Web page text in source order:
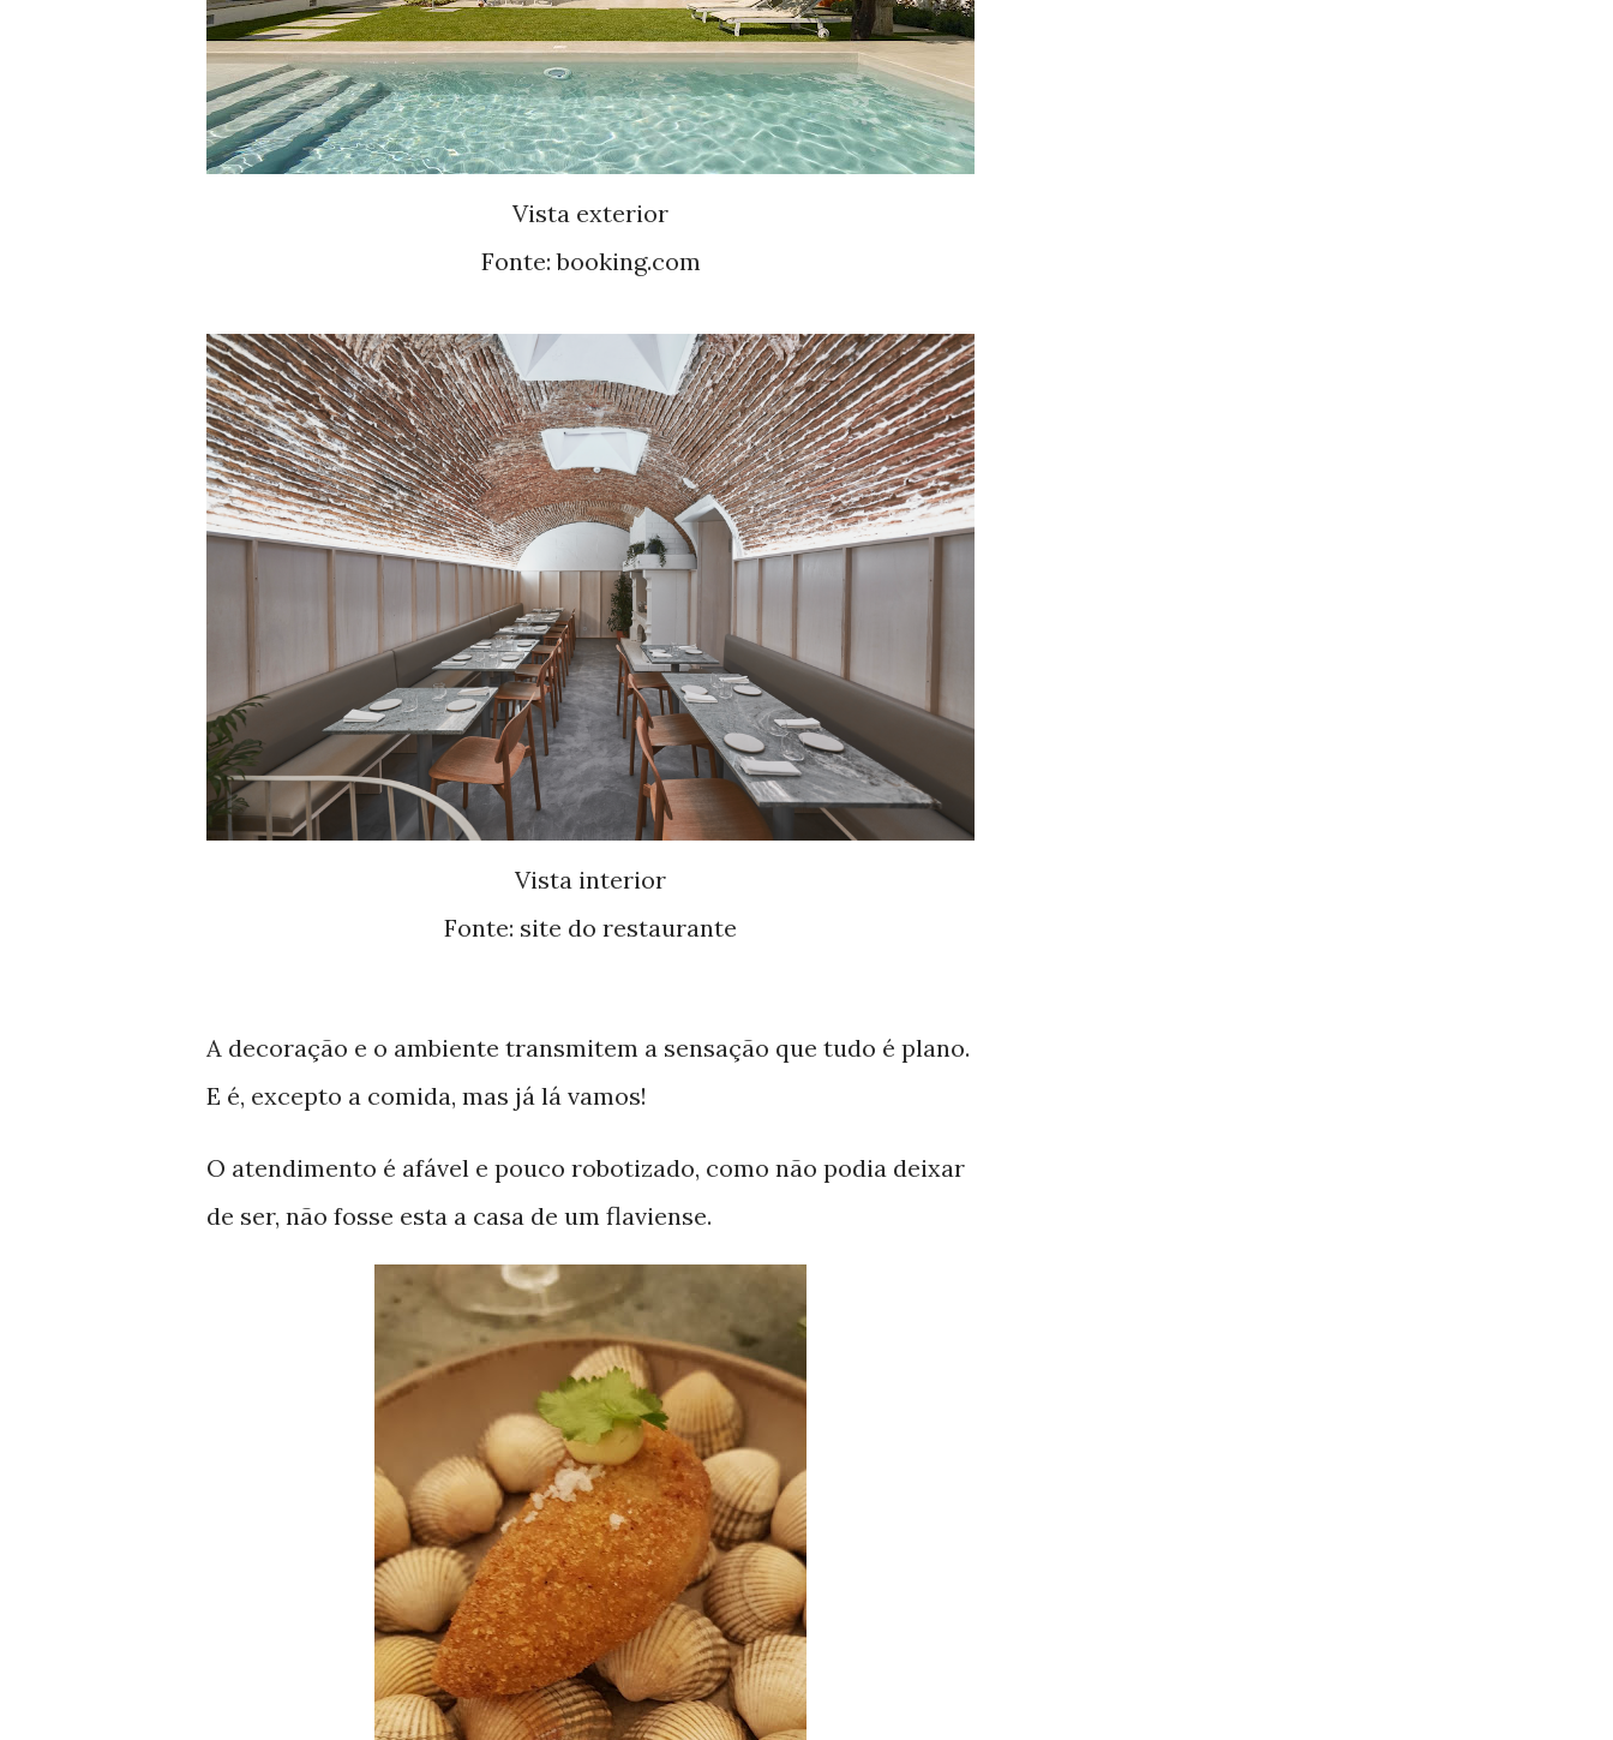
Vista exterior
Fonte: booking.com
Vista interior
Fonte: site do restaurante
A decoração e o ambiente transmitem a sensação que tudo é plano.
E é, excepto a comida, mas já lá vamos!
O atendimento é afável e pouco robotizado, como não podia deixar
de ser, não fosse esta a casa de um flaviense.